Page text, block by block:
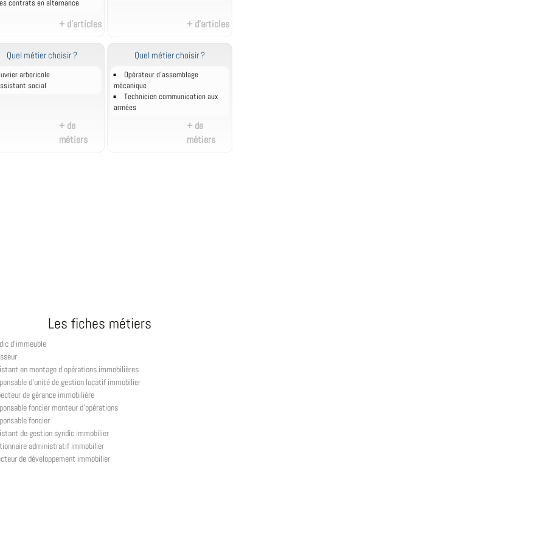
contrats en alternance
+ d'articles + d'articles
Quel métier choisir ?
arboricole
social
+ de
métiers
Quel métier choisir ?
Opérateur d'assemblage
mécanique
Technicien communication aux
armées
+ de
métiers
Les fiches métiers
d'immeuble
en montage d'opérations immobilières
d'unité de gestion locatif immobilier
de gérance immobilière
foncier monteur d'opérations
foncier
de gestion syndic immobilier
administratif immobilier
de développement immobilier